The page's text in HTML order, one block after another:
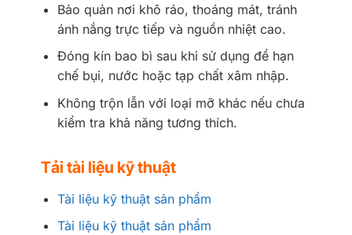
Bảo quản nơi khô ráo, thoáng mát, tránh
ánh nắng trực tiếp và nguồn nhiệt cao.
Đóng kín bao bì sau khi sử dụng để hạn
chế bụi, nước hoặc tạp chất xâm nhập.
Không trộn lẫn với loại mỡ khác nếu chưa
kiểm tra khả năng tương thích.
Tải tài liệu kỹ thuật
Tài liệu kỹ thuật sản phẩm
Tài liệu kỹ thuật sản phẩm